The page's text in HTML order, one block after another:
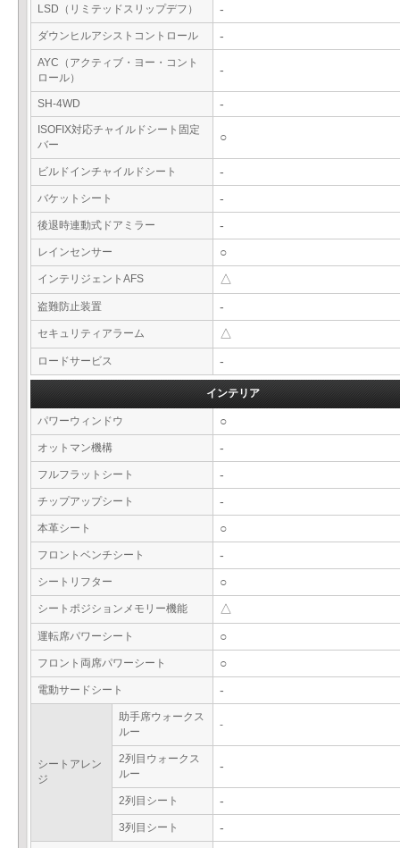
LSD（リミテッドスリップデフ） -
ダウンヒルアシストコントロール -
AYC（アクティブ・ヨー・コント
ロール）
-
SH-4WD -
ISOFIX対応チャイルドシート固定
バー
○
ビルドインチャイルドシート -
バケットシート -
後退時連動式ドアミラー -
レインセンサー ○
インテリジェントAFS △
盗難防止装置 -
セキュリティアラーム △
ロードサービス -
インテリア
パワーウィンドウ ○
オットマン機構 -
フルフラットシート -
チップアップシート -
本革シート ○
フロントベンチシート -
シートリフター ○
シートポジションメモリー機能 △
運転席パワーシート ○
フロント両席パワーシート ○
電動サードシート -
シートアレン
ジ
助手席ウォークス
ルー
-
2列目ウォークス
ルー
-
2列目シート -
3列目シート -